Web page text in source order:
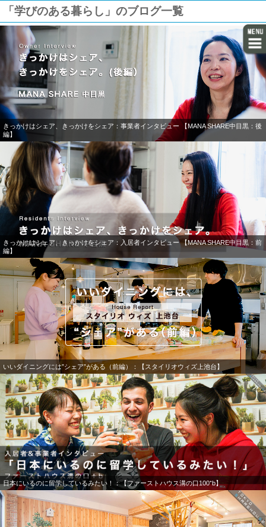
「学びのある暮らし」のブログ一覧
きっかけはシェア、きっかけをシェア：事業者インタビュー 【MANA SHARE中目黒：後
編】
きっかけはシェア、きっかけをシェア：入居者インタビュー 【MANA SHARE中目黒：前
編】
いいダイニングには”シェア”がある（前編）：【スタイリオウィズ上池台】
日本にいるのに留学しているみたい！：【ファーストハウス溝の口100⁺b】